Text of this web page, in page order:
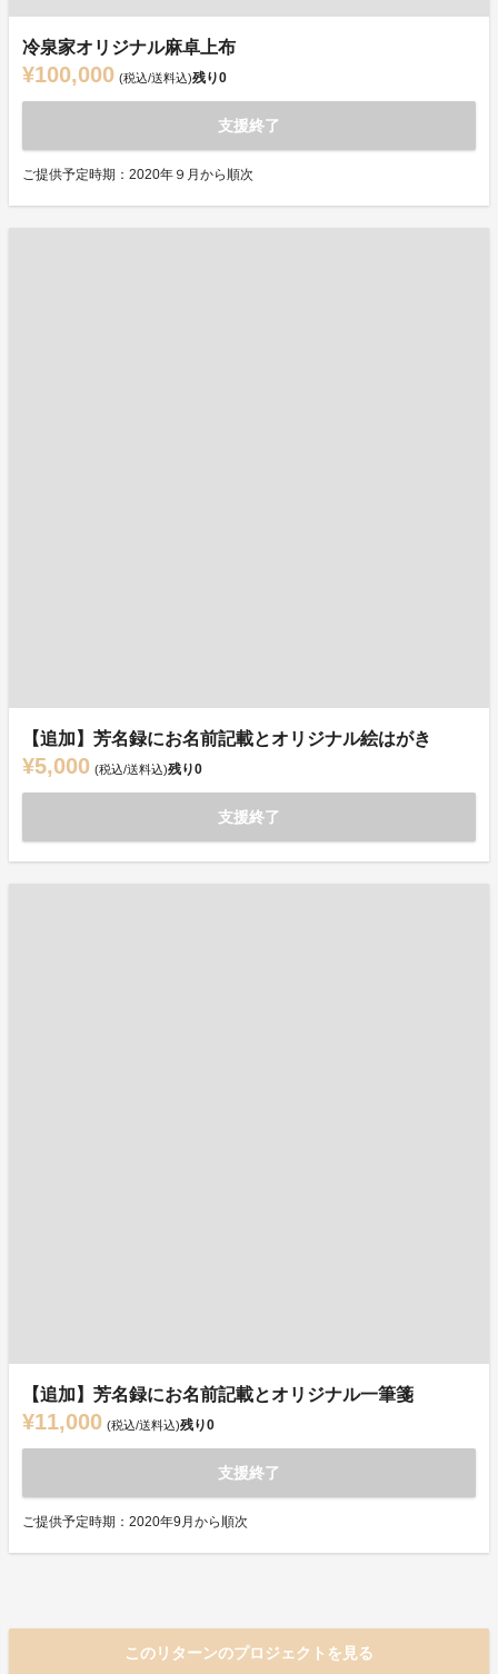
冷泉家オリジナル麻卓上布
¥100,000 (税込/送料込)残り0
支援終了
ご提供予定時期：2020年９月から順次
【追加】芳名録にお名前記載とオリジナル絵はがき
¥5,000 (税込/送料込)残り0
支援終了
【追加】芳名録にお名前記載とオリジナル一筆箋
¥11,000 (税込/送料込)残り0
支援終了
ご提供予定時期：2020年9月から順次
このリターンのプロジェクトを見る